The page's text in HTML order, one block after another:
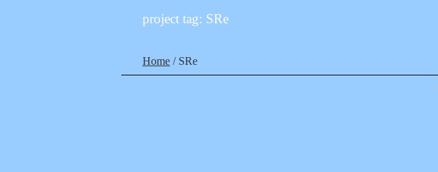
project tag: SRe
Home / SRe